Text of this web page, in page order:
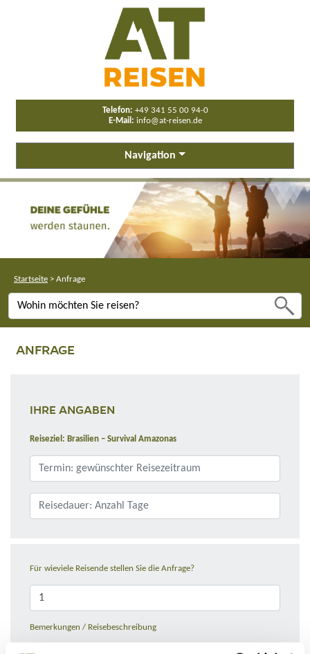
Telefon: +49 341 55 00 94-0
E-Mail: info@at-reisen.de
Navigation
Startseite > Anfrage
ANFRAGE
IHRE ANGABEN
Reiseziel: Brasilien – Survival Amazonas
Für wieviele Reisende stellen Sie die Anfrage?
Bemerkungen / Reisebeschreibung